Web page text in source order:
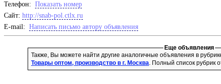
Телефон: Показать номер
Cайт: http://snab-pol.ctlx.ru
E-mail: Написать письмо автору объявления
Еще объявления
Также, Вы можете найти другие аналогичные объявления в
Товары оптом, производство в г. Москва. Полный список рубрик